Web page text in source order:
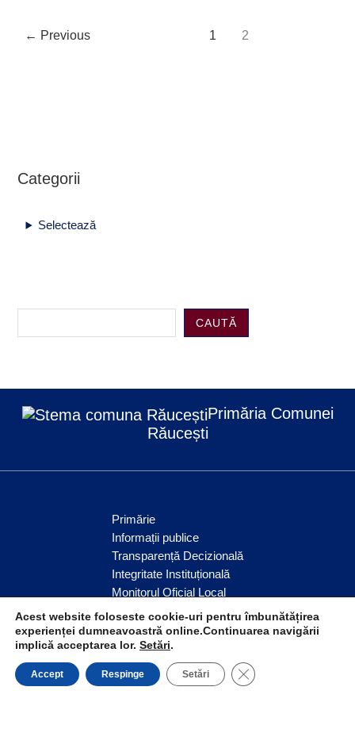
← Previous 1 2
Categorii
Selectează
CAUTĂ
Primăria Comunei
Răucești
Primărie
Informații publice
Transparență Decizională
Integritate Instituțională
Monitorul Oficial Local
Servicii publice
Anunțuri
Comunitate
Acest website foloseste cookie-uri pentru îmbunătățirea
experienței dumneavoastră online.Continuarea navigării
implică acceptarea lor. Setări.
Accept Respinge Setări CLOSE GDPR